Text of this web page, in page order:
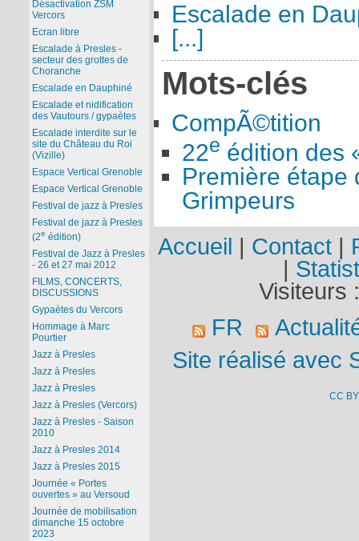
Escalade en
[...]
Mots-clés
CompÃ©tition
22e édition des
Première étape
Grimpeurs
Désactivation ZSM
Vercors
Ecran libre
Escalade à Presles -
secteur des grottes de
Choranche
Escalade en Dauphiné
Escalade et nidification
des Vautours / gypaètes
Escalade interdite sur le
site du Château du Roi
(Vizille)
Espace Vertical Grenoble
Espace Vertical Grenoble
Festival de jazz à Presles
Festival de jazz à Presles
(2e édition)
Festival de Jazz à Presles
- 26 et 27 mai 2012
FILMS, CONCERTS,
DISCUSSIONS
Gypaètes du Vercors
Hommage à Marc
Pourtier
Jazz à Presles
Jazz à Presles
Jazz à Presles
Jazz à Presles (Vercors)
Jazz à Presles - Saison
2010
Jazz à Presles 2014
Jazz à Presles 2015
Journée « Portes
ouvertes » au Versoud
Journée de mobilisation
dimanche 15 octobre
2023
Accueil Contact
Visiteurs
FR
Site réalisé avec
CC